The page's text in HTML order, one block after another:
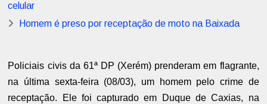
celular
Homem é preso por receptação de moto na Baixada
Policiais civis da 61ª DP (Xerém) prenderam em flagrante,
na última sexta-feira (08/03), um homem pelo crime de
receptação. Ele foi capturado em Duque de Caxias, na